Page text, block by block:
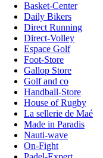
Basket-Center
Daily Bikers
Direct Running
Direct-Volley
Espace Golf
Foot-Store
Gallop Store
Golf and co
Handball-Store
House of Rugby
La sellerie de Maé
Made in Paradis
Nauti-wave
On-Fight